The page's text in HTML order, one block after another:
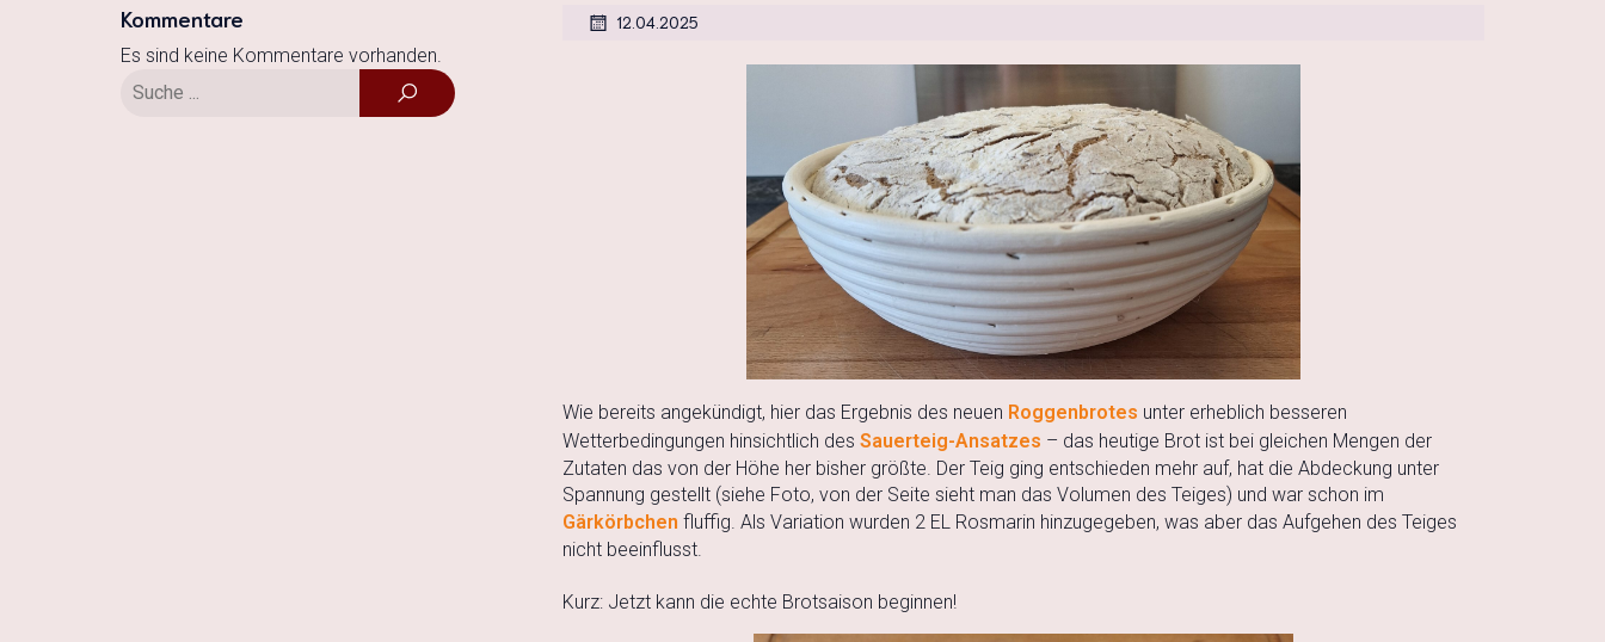
Kommentare
Es sind keine Kommentare vorhanden.
12.04.2025
Wie bereits angekündigt, hier das Ergebnis des neuen Roggenbrotes unter erheblich besseren
Wetterbedingungen hinsichtlich des Sauerteig-Ansatzes – das heutige Brot ist bei gleichen Mengen der
Zutaten das von der Höhe her bisher größte. Der Teig ging entschieden mehr auf, hat die Abdeckung unter
Spannung gestellt (siehe Foto, von der Seite sieht man das Volumen des Teiges) und war schon im
Gärkörbchen fluffig. Als Variation wurden 2 EL Rosmarin hinzugegeben, was aber das Aufgehen des Teiges
nicht beeinflusst.
Kurz: Jetzt kann die echte Brotsaison beginnen!